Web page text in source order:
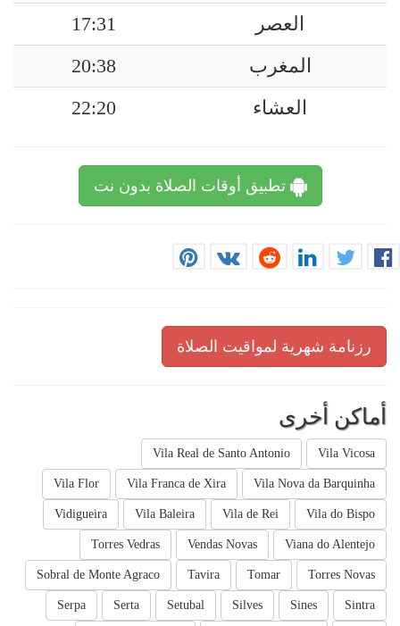
العصر
17:31
المغرب
20:38
العشاء
22:20
تطبيق أوقات الصلاة بدون نت
رزنامة شهرية لمواقيت الصلاة
أماكن أخرى
Vila Vicosa
Vila Real de Santo Antonio
Vila Nova da Barquinha
Vila Franca de Xira
Vila Flor
Vila do Bispo
Vila de Rei
Vila Baleira
Vidigueira
Viana do Alentejo
Vendas Novas
Torres Vedras
Torres Novas
Tomar
Tavira
Sobral de Monte Agraco
Sintra
Sines
Silves
Setubal
Serta
Serpa